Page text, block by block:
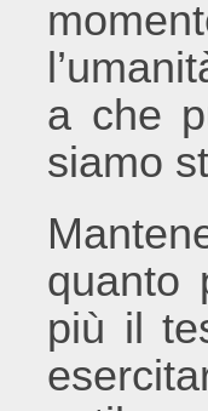
a che
siamo
quanto
più il